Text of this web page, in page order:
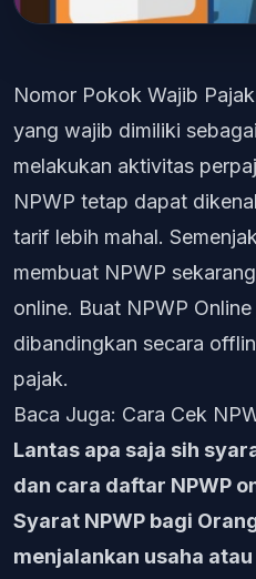
Nomor Pokok Wajib
yang wajib dimiliki
melakukan aktivitas
NPWP tetap dapat
tarif lebih mahal.
membuat NPWP
online. Buat NPWP
dibandingkan secara
pajak.
Baca Juga: Cara Cek
Lantas apa saja sih
dan cara daftar NPWP
Syarat NPWP bagi
menjalankan usaha